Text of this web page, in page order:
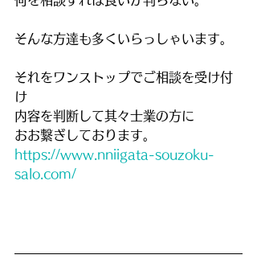
そんな方達も多くいらっしゃいます。
それをワンストップでご相談を受け付
け
内容を判断して其々士業の方に
おお繋ぎしております。
https://www.nniigata-souzoku-
salo.com/